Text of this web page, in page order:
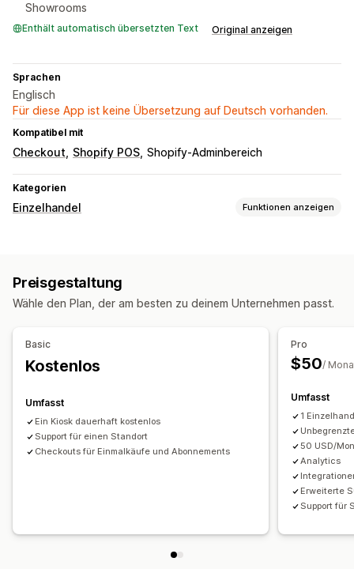
Showrooms
Enthält automatisch übersetzten Text Original anzeigen
Sprachen
Englisch
Für diese App ist keine Übersetzung auf Deutsch vorhanden.
Kompatibel mit
Checkout Shopify POS Shopify-Adminbereich
Kategorien
Einzelhandel Funktionen anzeigen
Inventarmanagement
Mitarbeiterverwaltung
Self-Service-Portal
Preisgestaltung
Wähle den Plan, der am besten zu deinem Unternehmen passt.
Basic
Kostenlos
Umfasst
Ein Kiosk dauerhaft kostenlos
Support für einen Standort
Checkouts für Einmalkäufe und Abonnements
Pro
$50/
Umfasst
1
50 USD/
Analytics
Erweiterte
Support für